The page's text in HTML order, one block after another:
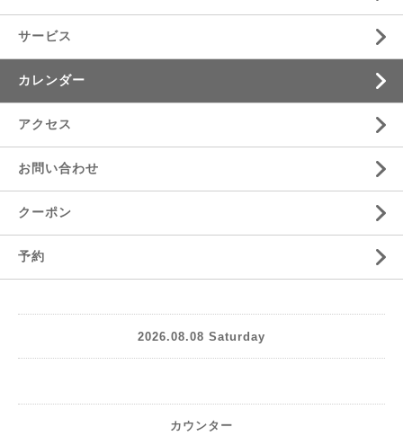
サービス
カレンダー
アクセス
お問い合わせ
クーポン
予約
2026.08.08 Saturday
カウンター